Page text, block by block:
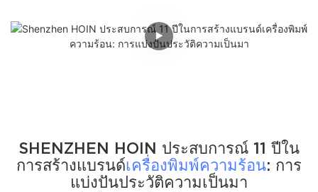
SHENZHEN HOIN ประสบการณ์ 11 ปีใน
การสร้างแบรนด์เครื่องพิมพ์ความร้อน: การ
แบ่งปันประวัติความเป็นมา